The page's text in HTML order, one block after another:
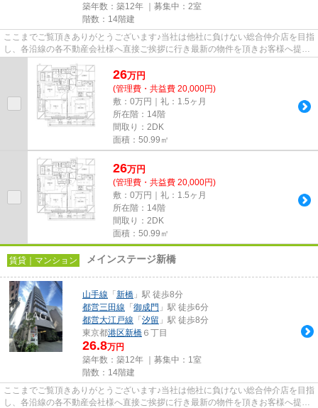
築年数：築12年 ｜募集中： 2室
階数：14階建
ここまでご覧頂きありがとうございます♪当社は他社に負けない総合仲介店を目指
し、各沿線の各不動産会社様へ直接ご挨拶に行き最新の物件を頂きお客様へ提供
26万円
(管理費・共益費 20,000円)
敷：0万円｜礼：1.5ヶ月
所在階：14階
間取り：2DK
面積：50.99㎡
26万円
(管理費・共益費 20,000円)
敷：0万円｜礼：1.5ヶ月
所在階：14階
間取り：2DK
面積：50.99㎡
賃貸｜マンション メインステージ新橋
山手線 「 新橋 」駅 徒歩8分
都営三田線 「 御成門 」駅 徒歩6分
都営大江戸線 「 汐留 」駅 徒歩8分
東京都港区新橋 ６丁目
26.8万円
築年数：築12年 ｜募集中： 1室
階数：14階建
ここまでご覧頂きありがとうございます♪当社は他社に負けない総合仲介店を目指
し、各沿線の各不動産会社様へ直接ご挨拶に行き最新の物件を頂きお客様へ提供